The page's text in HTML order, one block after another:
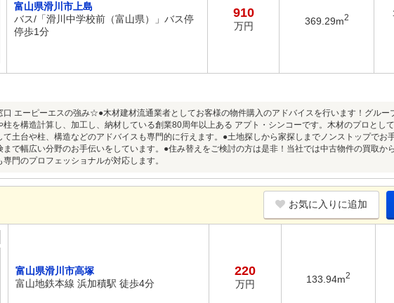
富山県滑川市上島
バス/「滑川中学校前（富山県）」バス停
停歩1分
910
万円 369.29m2
口 エーピーエスの強み☆●木材建材流通業者としてお客様の物件購入のアドバイスを行います！グルー
柱を構造計算し、加工し、納材している創業80周年以上ある アプト・シンコーです。木材のプロとし
て土台や柱、構造などのアドバイスも専門的に行えます。●土地探しから家探しまでノンストップでお
まで幅広い分野のお手伝いをしています。●住み替えをご検討の方は是非！当社では中古物件の買取か
専門のプロフェッショナルが対応します。
お気に入りに追加
富山県滑川市高塚
富山地鉄本線 浜加積駅 徒歩4分
220
万円 133.94m2